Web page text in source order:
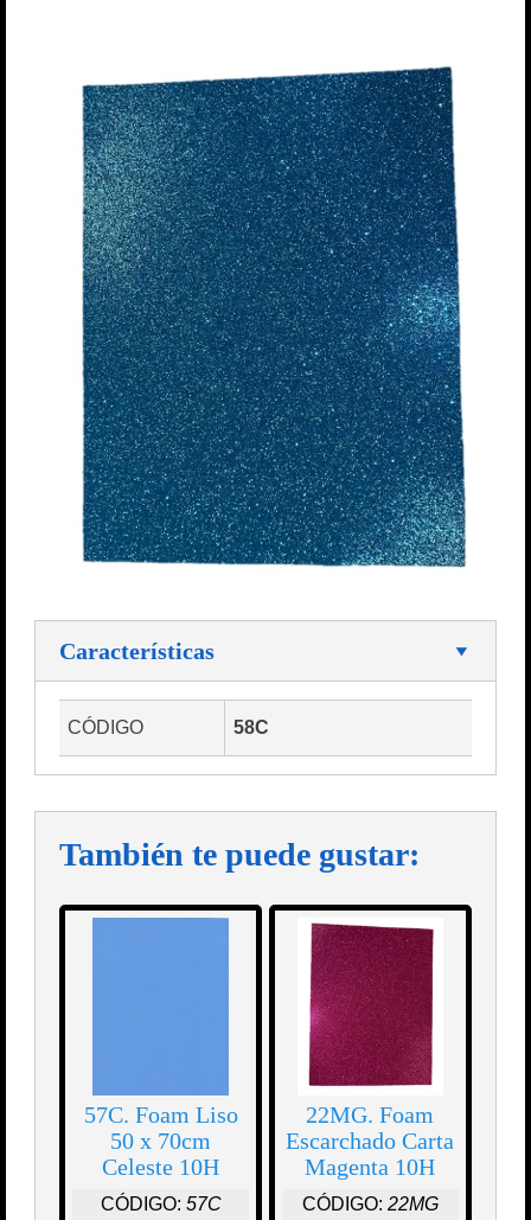
Características
CÓDIGO 58C
También te puede gustar:
57C. Foam Liso
50 x 70cm
Celeste 10H
CÓDIGO: 57C
22MG. Foam
Escarchado Carta
Magenta 10H
CÓDIGO: 22MG